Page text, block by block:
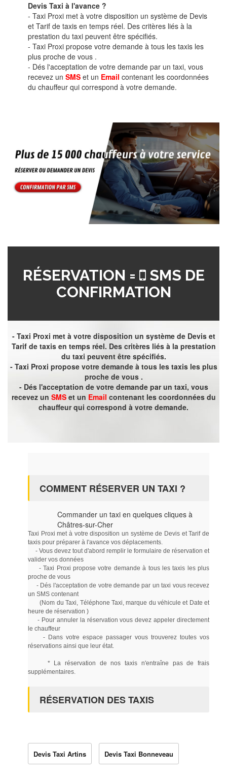
Devis Taxi à l'avance ?
- Taxi Proxi met à votre disposition un système de Devis
et Tarif de taxis en temps réel. Des critères liés à la
prestation du taxi peuvent être spécifiés.
- Taxi Proxi propose votre demande à tous les taxis les
plus proche de vous .
- Dés l'acceptation de votre demande par un taxi, vous
recevez un SMS et un Email contenant les coordonnées
du chauffeur qui correspond à votre demande.
RÉSERVATION =
SMS DE
CONFIRMATION
- Taxi Proxi met à votre disposition un système de Devis et
Tarif de taxis en temps réel. Des critères liés à la prestation
du taxi peuvent être spécifiés.
- Taxi Proxi propose votre demande à tous les taxis les plus
proche de vous .
- Dés l'acceptation de votre demande par un taxi, vous
recevez un SMSet un Email contenant les coordonnées du
chauffeur qui correspond à votre demande.
COMMENT RÉSERVER UN TAXI ?
Commander un taxi en quelques cliques à
Châtres-sur-Cher
Taxi Proxi met à votre disposition un système de Devis et Tarif de
taxis pour préparer à l'avance vos déplacements.
- Vous devez tout d'abord remplir le formulaire de réservation et
valider vos données
- Taxi Proxi propose votre demande à tous les taxis les plus
proche de vous
- Dés l'acceptation de votre demande par un taxi vous recevez
un SMS contenant
(Nom du Taxi, Téléphone Taxi, marque du véhicule et Date et
heure de réservation )
- Pour annuler la réservation vous devez appeler directement
le chauffeur
- Dans votre espace passager vous trouverez toutes vos
réservations ainsi que leur état.
* La réservation de nos taxis n'entraîne pas de frais
supplémentaires.
RÉSERVATION DES TAXIS
Devis Taxi Artins Devis Taxi Bonneveau